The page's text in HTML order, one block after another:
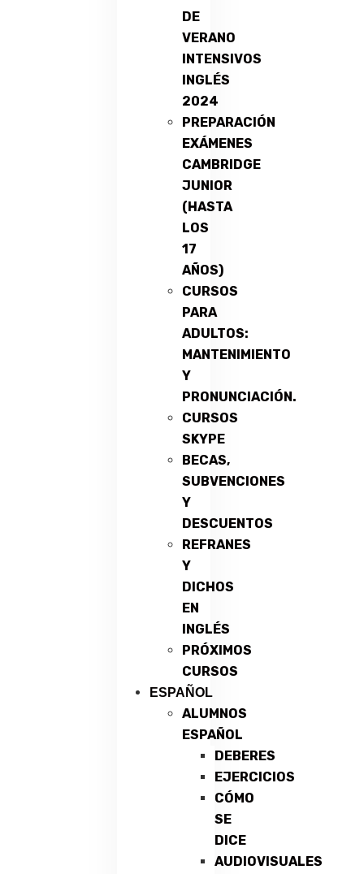
DE
VERANO
INTENSIVOS
INGLÉS
2024
PREPARACIÓN
EXÁMENES
CAMBRIDGE
JUNIOR
(HASTA
LOS
17
AÑOS)
CURSOS
PARA
ADULTOS:
MANTENIMIENTO
Y
PRONUNCIACIÓN.
CURSOS
SKYPE
BECAS,
SUBVENCIONES
Y
DESCUENTOS
REFRANES
Y
DICHOS
EN
INGLÉS
PRÓXIMOS
CURSOS
ESPAÑOL
ALUMNOS
ESPAÑOL
DEBERES
EJERCICIOS
CÓMO
SE
DICE
AUDIOVISUALES